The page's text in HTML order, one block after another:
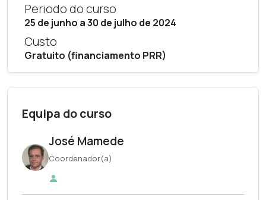
Periodo do curso
25 de junho a 30 de julho de 2024
Custo
Gratuito (financiamento PRR)
Equipa do curso
José Mamede
Coordenador(a)